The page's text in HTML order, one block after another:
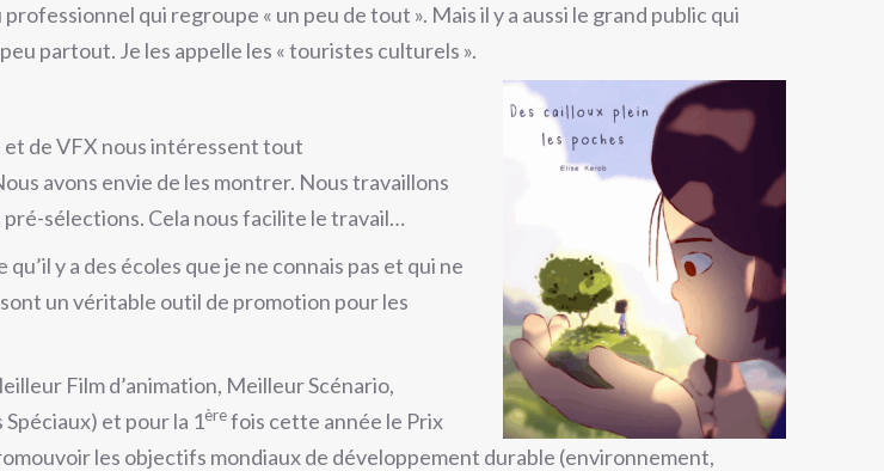
qui regroupe « un peu de tout ». Mais il y a aussi le grand public qui
partout. Je les appelle les « touristes culturels ».
et de VFX nous intéressent tout
avons envie de les montrer. Nous travaillons
sélections. Cela nous facilite le travail…
y a des écoles que je ne connais pas et qui ne
un véritable outil de promotion pour les
Film d’animation, Meilleur Scénario,
et pour la 1èrefois cette année le Prix
les objectifs mondiaux de développement durable (environnement,